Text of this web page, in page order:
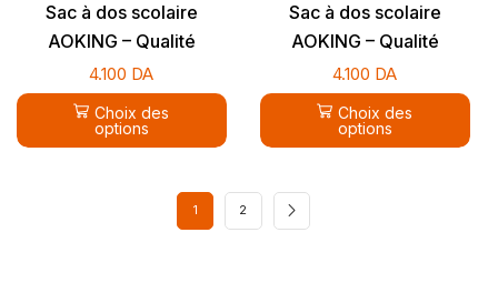
Sac à dos scolaire
AOKING – Qualité
supérieure
4.100 DA
Choix des
options
Sac à dos scolaire
AOKING – Qualité
supérieure
4.100 DA
Choix des
options
1 2